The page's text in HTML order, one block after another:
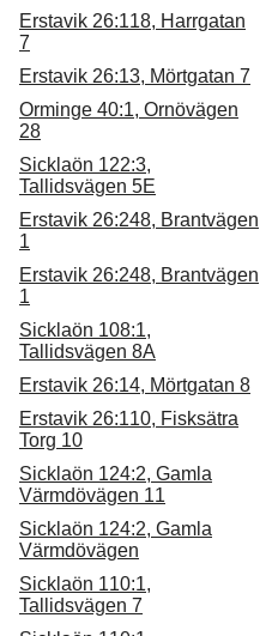
Erstavik 26:118, Harrgatan
7
Erstavik 26:13, Mörtgatan 7
Orminge 40:1, Ornövägen
28
Sicklaön 122:3,
Tallidsvägen 5E
Erstavik 26:248, Brantvägen
1
Erstavik 26:248, Brantvägen
1
Sicklaön 108:1,
Tallidsvägen 8A
Erstavik 26:14, Mörtgatan 8
Erstavik 26:110, Fisksätra
Torg 10
Sicklaön 124:2, Gamla
Värmdövägen 11
Sicklaön 124:2, Gamla
Värmdövägen
Sicklaön 110:1,
Tallidsvägen 7